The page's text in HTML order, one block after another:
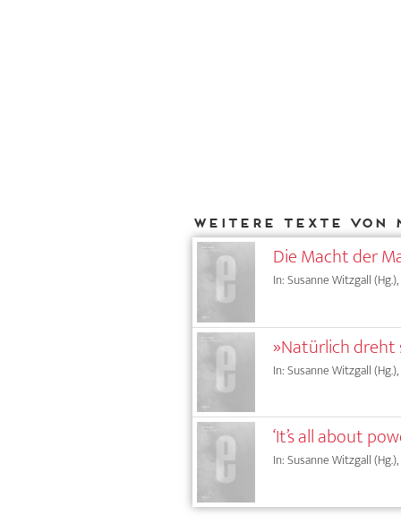
Weitere Texte von
Die Macht der
In: Susanne Witzgall (Hg.),
»Natürlich dreht
In: Susanne Witzgall (Hg.),
‘It’s all about
In: Susanne Witzgall (Hg.),